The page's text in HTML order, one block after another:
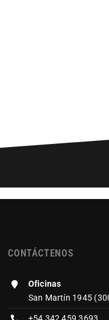
CONTÁCTENOS
Oficinas
San Martín 1945